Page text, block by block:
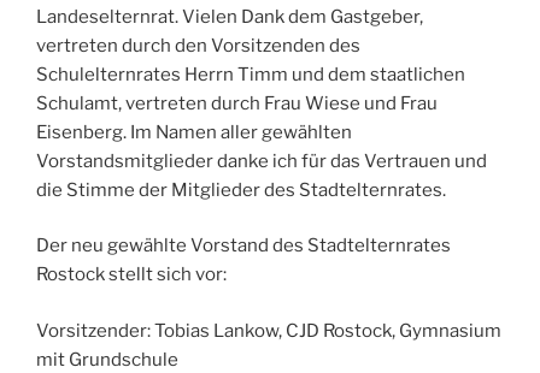
Landeselternrat. Vielen Dank dem Gastgeber,
vertreten durch den Vorsitzenden des
Schulelternrates Herrn Timm und dem staatlichen
Schulamt, vertreten durch Frau Wiese und Frau
Eisenberg. Im Namen aller gewählten
Vorstandsmitglieder danke ich für das Vertrauen und
die Stimme der Mitglieder des Stadtelternrates.
Der neu gewählte Vorstand des Stadtelternrates
Rostock stellt sich vor:
Vorsitzender: Tobias Lankow, CJD Rostock, Gymnasium
mit Grundschule